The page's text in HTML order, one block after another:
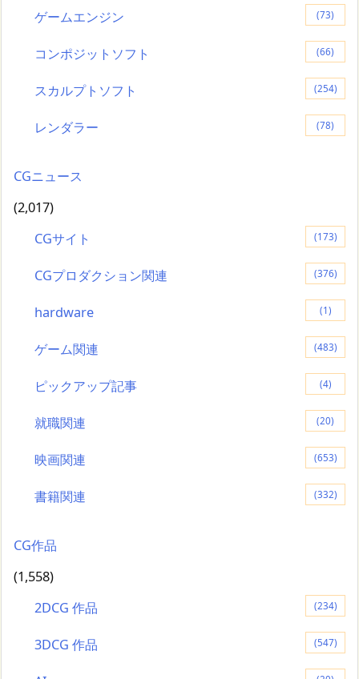
ゲームエンジン (73)
コンポジットソフト (66)
スカルプトソフト (254)
レンダラー (78)
CGニュース
(2,017)
CGサイト
(173)
CGプロダクション関連 (376)
hardware (1)
ゲーム関連 (483)
ピックアップ記事 (4)
就職関連 (20)
映画関連 (653)
書籍関連 (332)
CG作品
(1,558)
2DCG 作品
(234)
3DCG 作品 (547)